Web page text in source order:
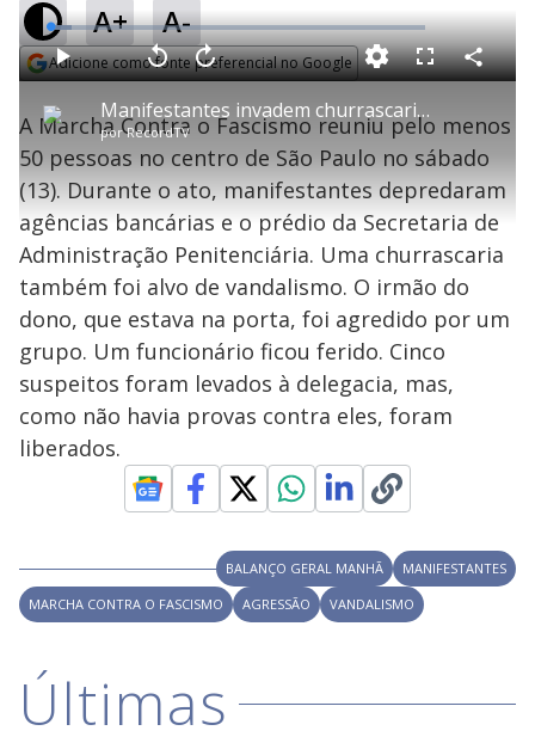
A+ A-
Adicione como fonte preferencial no Google
P
l
a
y
V
i
d
e
o
Manifestantes invadem churrascaria e agridem duas pessoas em ato no centro de SP
porRecordTV
P V
t
a
r
0
e
g
n
d
s
A
n
ç
a
1
s
e
u
n
o
s
M
u
d
o
L
o
a
d
e
.
7
9
%
F
l
s
c
e
n
C
o
a
r
l
a
A Marcha Contra o Fascismo reuniu pelo menos
50 pessoas no centro de São Paulo no sábado
(13). Durante o ato, manifestantes depredaram
agências bancárias e o prédio da Secretaria de
Administração Penitenciária. Uma churrascaria
também foi alvo de vandalismo. O irmão do
dono, que estava na porta, foi agredido por um
grupo. Um funcionário ficou ferido. Cinco
suspeitos foram levados à delegacia, mas,
como não havia provas contra eles, foram
liberados.
BALANÇO GERAL MANHÃ
MANIFESTANTES
MARCHA CONTRA O FASCISMO
AGRESSÃO VANDALISMO
Últimas